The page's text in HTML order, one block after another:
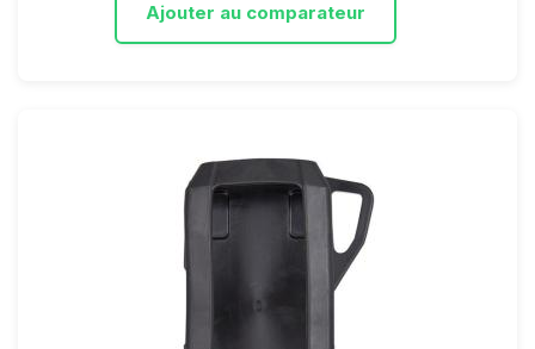
Ajouter au comparateur